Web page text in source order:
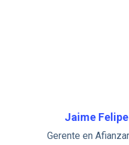
Jaime
Gerente en